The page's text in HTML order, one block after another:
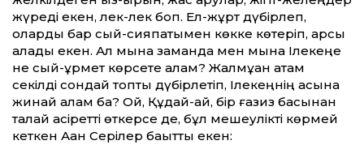
жүреді екен, лек-лек боп. Ел-жұрт дүбірлеп,
оларды бар сый-сияпатымен көкке көтеріп, қарсы
алады екен. Ал мына заманда мен мына Ілекеңе
не сый-құрмет көрсете алам? Жалмұқан атам
секілді сондай топты дүбірлетіп, Ілекеңнің қасына
жинай алам ба? Ой, Құдай-ай, бір ғазиз басынан
талай қасіретті өткерсе де, бұл мешеулікті көрмей
кеткен Ақан Серілер бақытты екен: